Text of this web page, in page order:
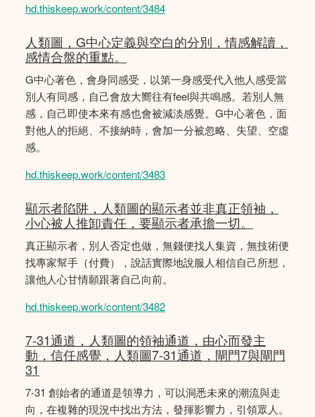
hd.thiskeep.work/content/3484
人類圖，G中心定義與空白的分別，情感解讀，
感情合盤的重點。
G中心著色，會身同感受，以第一身感受代入他人感受當
別人有同感，自己會放大嚮往有feel與共鳴感。若別人無
感，自己即使本來有感也會被減淡感覺。G中心著色，面
對他人的拒絕、不接納時，會加一分被忽略、失望、空虛
感。
hd.thiskeep.work/content/3483
顯示者陷阱，人類圖的顯示者並非真正領袖，
小心被人推卸責任，要顯示者承擔一切。
真正顯示者，別人否定也做，無錢便找人集資，無技術便
找專家幫手（付費），說話實際地說服人相信自己所想，
讓他人心甘情願跟著自己向前。
hd.thiskeep.work/content/3482
7-31通道，人類圖的領袖通道，由心而發主
動，信任感覺，人類圖7-31通道，閘門7與閘門
31
7-31 創始者的通道是領導力，可以洞悉未來的潮流與走
向，在複雜的現況中找出方法，發揮影響力，引領眾人。